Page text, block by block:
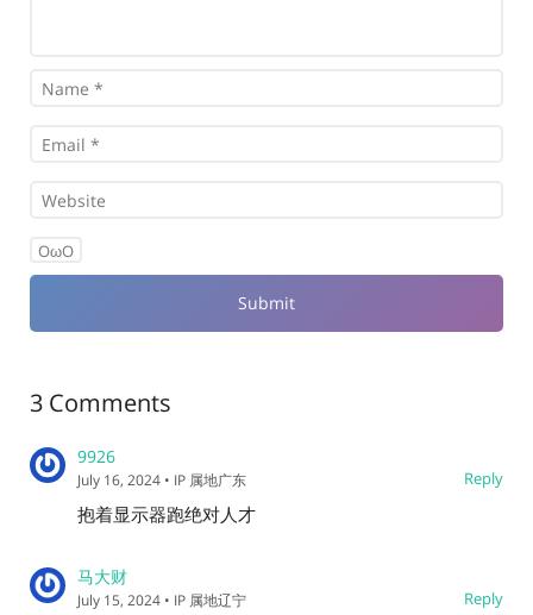
OωO
3 Comments
9926
Reply
July 16, 2024 • IP 属地广东
抱着显示器跑绝对人才
马大财
Reply
July 15, 2024 • IP 属地辽宁